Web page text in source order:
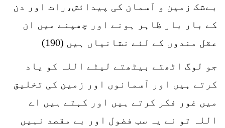
بےشک زمین و آسمان کی پیدائش،رات اور دن
کے بار بار ظاہر ہونے اور چھپنے میں ان
عقل مندوں کے لئے نشانیاں ہیں (190)
جو لوگ اٹھتے بیٹھتے لیٹے اللہ کو یاد
کرتے ہیں اور آسمانوں اور زمین کی تخلیق
میں غور فکر کرتے ہیں اور کہتے ہیں اے
اللہ تو نے یہ سب فضول اور بے مقصد نہیں